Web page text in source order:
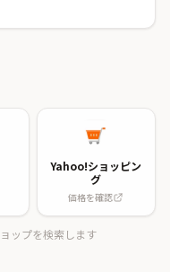
Yahoo!ショッピン
グ
価格を確認
ップを検索します